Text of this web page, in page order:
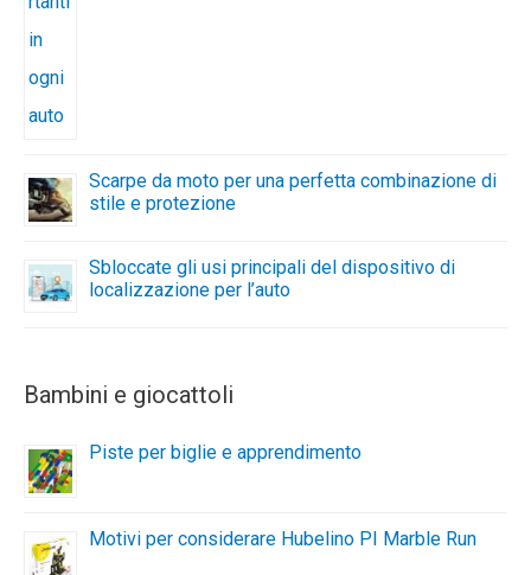
Scarpe da moto per una perfetta combinazione di
stile e protezione
Sbloccate gli usi principali del dispositivo di
localizzazione per l’auto
Bambini e giocattoli
Piste per biglie e apprendimento
Motivi per considerare Hubelino PI Marble Run